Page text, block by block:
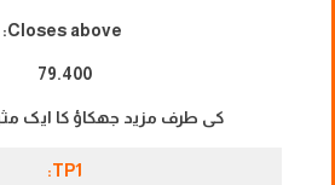
79.400
کی طرف مزید جھکاؤ کا ایک
TP1: